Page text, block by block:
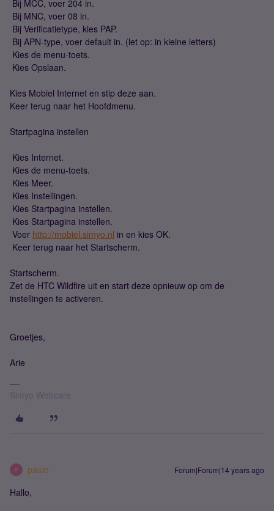
 Bij MCC, voer 204 in.
 Bij MNC, voer 08 in.
 Bij Verificatietype, kies PAP.
 Bij APN-type, voer default in. (let op: in kleine letters)
 Kies de menu-toets.
 Kies Opslaan.
Kies Mobiel Internet en stip deze aan.
Keer terug naar het Hoofdmenu.
Startpagina instellen
 Kies Internet.
 Kies de menu-toets.
 Kies Meer.
 Kies Instellingen.
 Kies Startpagina instellen.
 Kies Startpagina instellen.
 Voer http://mobiel.simyo.nl in en kies OK.
 Keer terug naar het Startscherm.
Startscherm.
Zet de HTC Wildfire uit en start deze opnieuw op om de
instellingen te activeren.
Groetjes,
Arie
Simyo Webcare
P paulo Forum|Forum|14 years ago
Hallo,